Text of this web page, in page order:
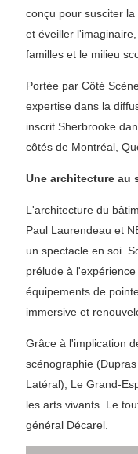
conçu pour susciter
et éveiller
familles et le milieu
Portée par Côté
expertise dans la
inscrit Sherbrooke
côtés de Montréal,
Une architecture au
L'architecture du
Paul Laurendeau et
un spectacle en soi.
prélude à
équipements de
immersive et
Grâce à l'implication
scénographie
Latéral), Le Grand-
les arts vivants. Le
général Décarel.